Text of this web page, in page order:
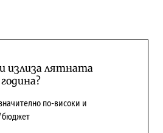
излиза лятната
по-високи и
бюджет